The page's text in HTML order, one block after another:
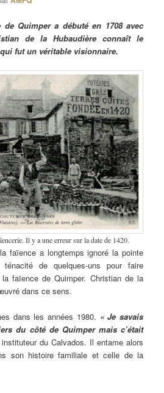
de Quimper a débuté en 1708 avec
de la Hubaudière connaît le
fut un véritable visionnaire.
Il y a une erreur sur la date de 1420.
faïence a longtemps ignoré la pointe
de quelques-uns pour faire
faïence de Quimper. Christian de la
dans ce sens.
dans les années 1980. « Je savais
du côté de Quimper mais c’était
du Calvados. Il entame alors
son histoire familiale et celle de la